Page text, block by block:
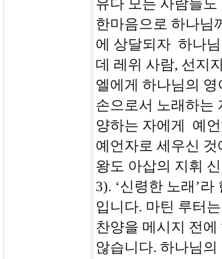
유다 모든 사람들
한마음으로 하나님
에 상달되자 하나
데 레위 사람, 선지
엘에게 하나님의
손으로서 노래하는
양하는 자에게 예
예언자로 세우신
왕도 아삽의 지휘
3). ‘신령한 노래’
입니다. 마틴 루터
찬양을 메시지 전
않습니다. 하나님